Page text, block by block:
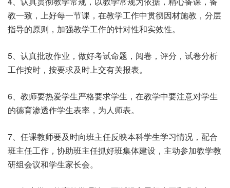
教一致，上好每一节课，在教学工作中贯彻因材施教，分层
指导的原则，加强教学工作的针对性和实效性。
5、认真批改作业，做好考试命题，阅卷，评分，试卷分析
工作按时，按要求及时上交有关报表。
6、教师要热爱学生严格要求学生，在教学中要注意对学生
的德育渗透作学生表率，为人师表。
7、任课教师要及时向班主任反映本科学生学习情况，配合
班主任工作，协助班主任抓好班集体建设，主动参加教学教
研组会议和学生家长会。